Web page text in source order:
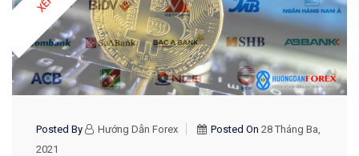
Posted By Hướng Dẫn Forex Posted On 28 Tháng Ba,
2021